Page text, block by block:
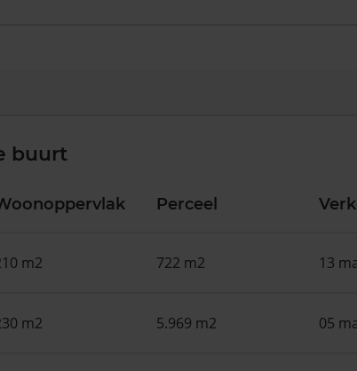
buurt
Perceel
m2 722 m2 13
m2 5.969 m2 05